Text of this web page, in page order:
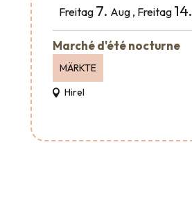
Freitag 7. Aug, Freitag 14.
Marché d'été nocturne
MÄRKTE
Hirel